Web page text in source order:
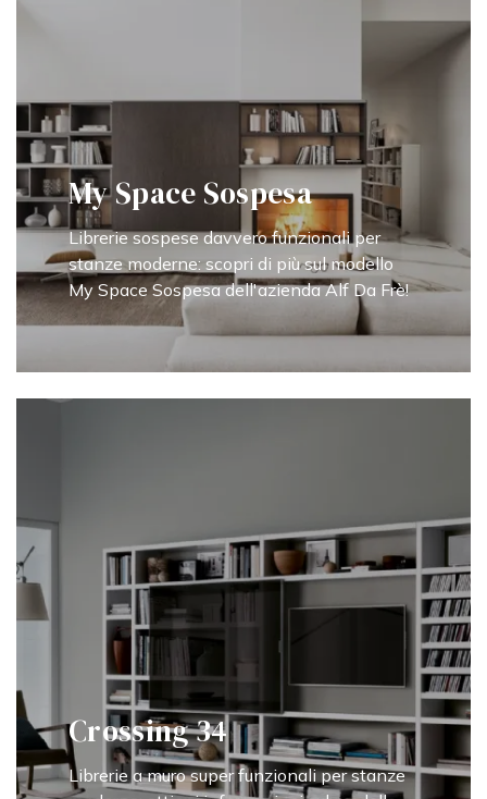
My Space Sospesa
Librerie sospese davvero funzionali per
stanze moderne: scopri di più sul modello
My Space Sospesa dell'azienda Alf Da Frè!
Crossing 34
Librerie a muro super funzionali per stanze